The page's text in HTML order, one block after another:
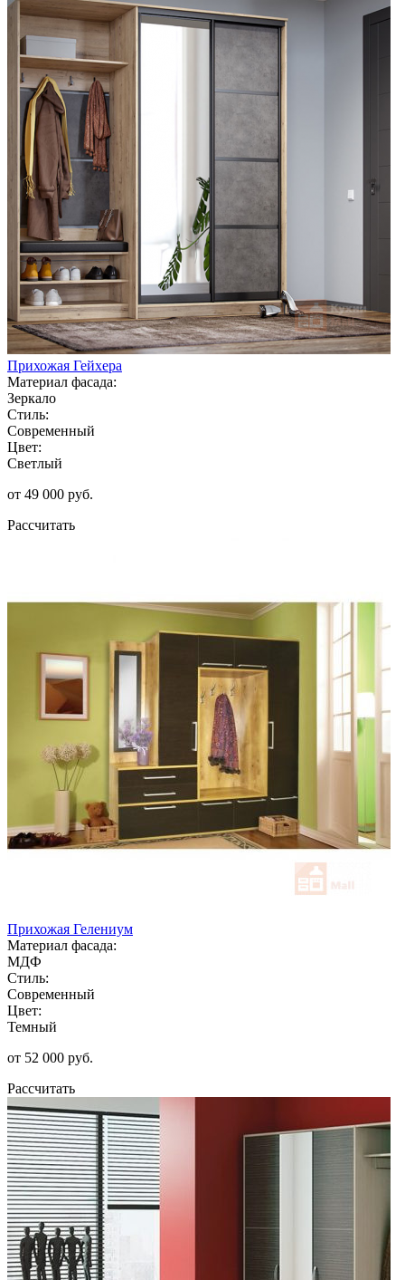
Прихожая Гейхера
Материал фасада:
Зеркало
Стиль:
Современный
Цвет:
Светлый
от 49 000 руб.
Рассчитать
Прихожая Гелениум
Материал фасада:
МДФ
Стиль:
Современный
Цвет:
Темный
от 52 000 руб.
Рассчитать